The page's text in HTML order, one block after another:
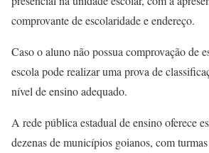
comprovante de escolaridade e endereço.
Caso o aluno não possua comprovação de
escola pode realizar uma prova de
nível de ensino adequado.
A rede pública estadual de ensino oferece
dezenas de municípios goianos, com